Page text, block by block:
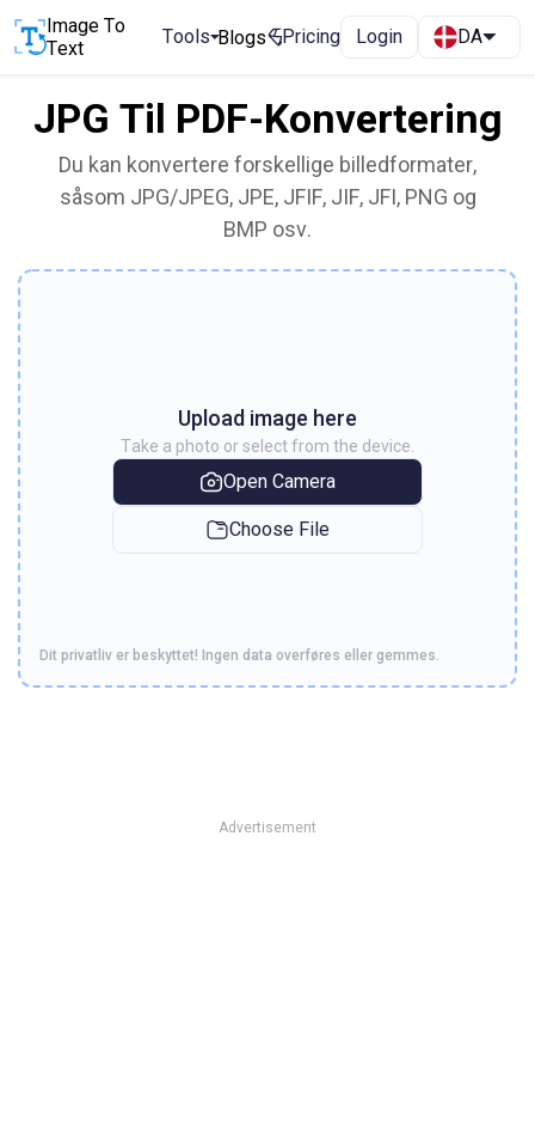
Image To
Text
Tools Blogs Pricing Login DA
JPG Til PDF-Konvertering
Du kan konvertere forskellige billedformater,
såsom JPG/JPEG, JPE, JFIF, JIF, JFI, PNG og
BMP osv.
Upload image here
Take a photo or select from the device.
Open Camera
Choose File
Dit privatliv er beskyttet! Ingen data overføres eller gemmes.
Advertisement